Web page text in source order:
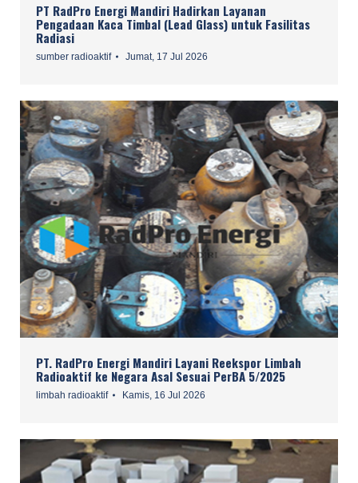
PT RadPro Energi Mandiri Hadirkan Layanan
Pengadaan Kaca Timbal (Lead Glass) untuk Fasilitas
Radiasi
sumber radioaktif Jumat, 17 Jul 2026
PT. RadPro Energi Mandiri Layani Reekspor Limbah
Radioaktif ke Negara Asal Sesuai PerBA 5/2025
limbah radioaktif Kamis, 16 Jul 2026